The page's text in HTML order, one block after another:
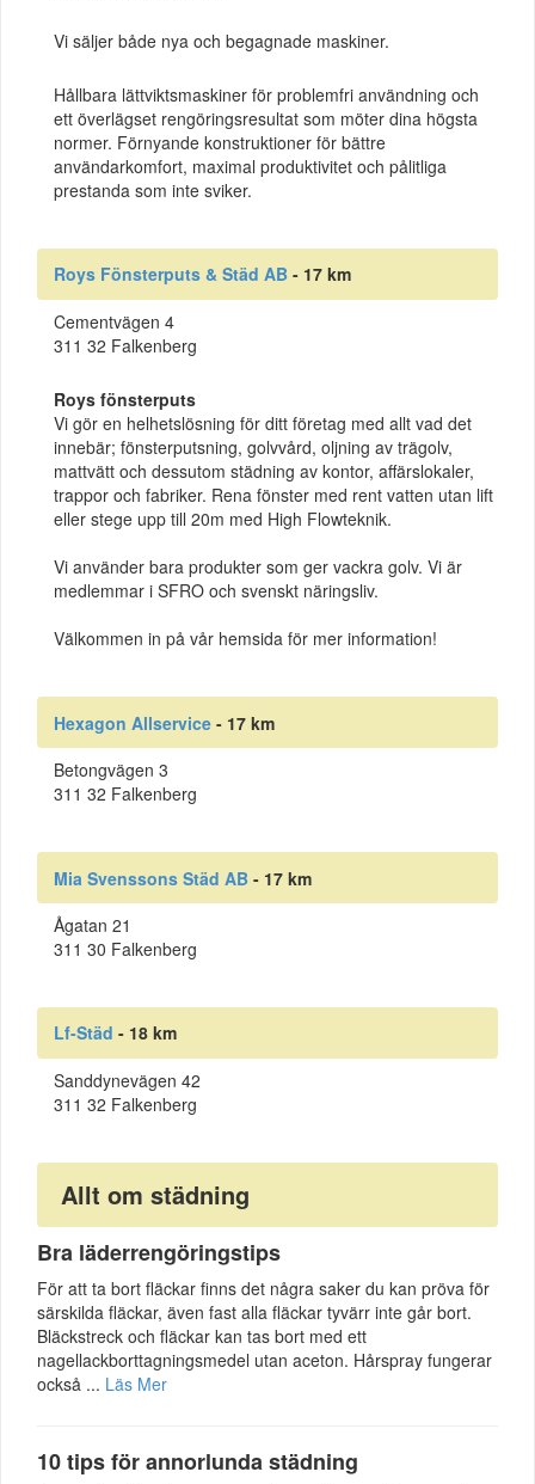
Vi säljer både nya och begagnade maskiner.
Hållbara lättviktsmaskiner för problemfri användning och
ett överlägset rengöringsresultat som möter dina högsta
normer. Förnyande konstruktioner för bättre
användarkomfort, maximal produktivitet och pålitliga
prestanda som inte sviker.
Roys Fönsterputs & Städ AB - 17 km
Cementvägen 4
311 32 Falkenberg
Roys fönsterputs
Vi gör en helhetslösning för ditt företag med allt vad det
innebär; fönsterputsning, golvvård, oljning av trägolv,
mattvätt och dessutom städning av kontor, affärslokaler,
trappor och fabriker. Rena fönster med rent vatten utan lift
eller stege upp till 20m med High Flowteknik.
Vi använder bara produkter som ger vackra golv. Vi är
medlemmar i SFRO och svenskt näringsliv.
Välkommen in på vår hemsida för mer information!
Hexagon Allservice - 17 km
Betongvägen 3
311 32 Falkenberg
Mia Svenssons Städ AB - 17 km
Ågatan 21
311 30 Falkenberg
Lf-Städ - 18 km
Sanddynevägen 42
311 32 Falkenberg
Allt om städning
Bra läderrengöringstips
För att ta bort fläckar finns det några saker du kan pröva för
särskilda fläckar, även fast alla fläckar tyvärr inte går bort.
Bläckstreck och fläckar kan tas bort med ett
nagellackborttagningsmedel utan aceton. Hårspray fungerar
också ... Läs Mer
10 tips för annorlunda städning